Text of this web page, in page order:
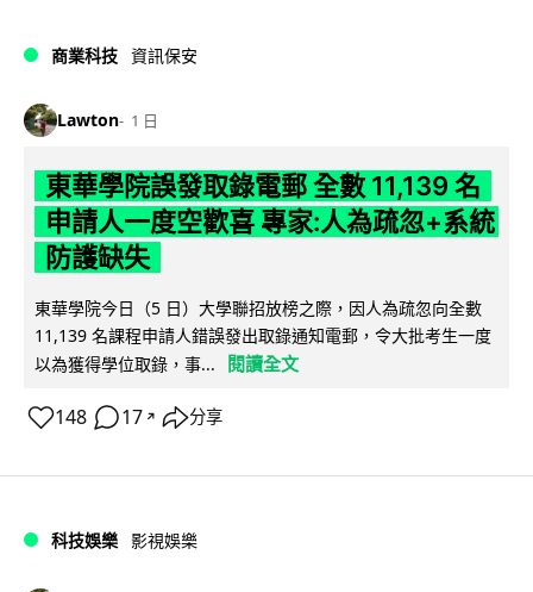
商業科技 資訊保安
Lawton 1 日
東華學院誤發取錄電郵 全數 11,139 名
申請人一度空歡喜 專家:人為疏忽+系統
防護缺失
東華學院今日（5 日）大學聯招放榜之際，因人為疏忽向全數
11,139 名課程申請人錯誤發出取錄通知電郵，令大批考生一度
以為獲得學位取錄，事...
閱讀全文
148 17 ↗ 分享
科技娛樂 影視娛樂